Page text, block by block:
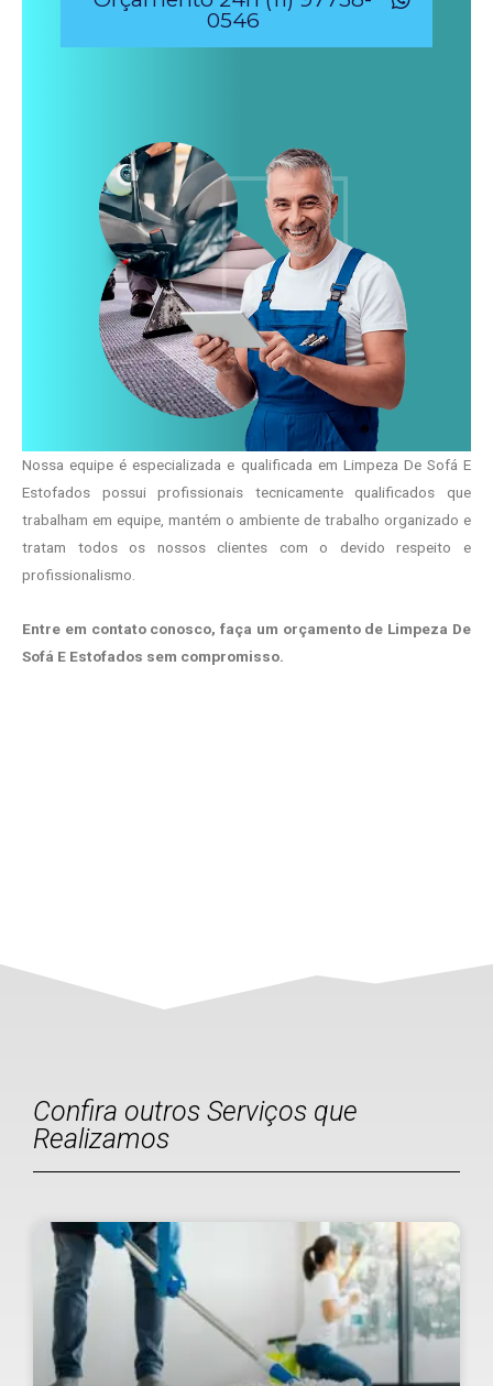
0546
Nossa equipe é especializada e qualificada em Limpeza De Sofá E
Estofados possui profissionais tecnicamente qualificados que
trabalham em equipe, mantém o ambiente de trabalho organizado e
tratam todos os nossos clientes com o devido respeito e
profissionalismo.
Entre em contato conosco, faça um orçamento de Limpeza De
Sofá E Estofados sem compromisso.
Confira outros Serviços que
Realizamos